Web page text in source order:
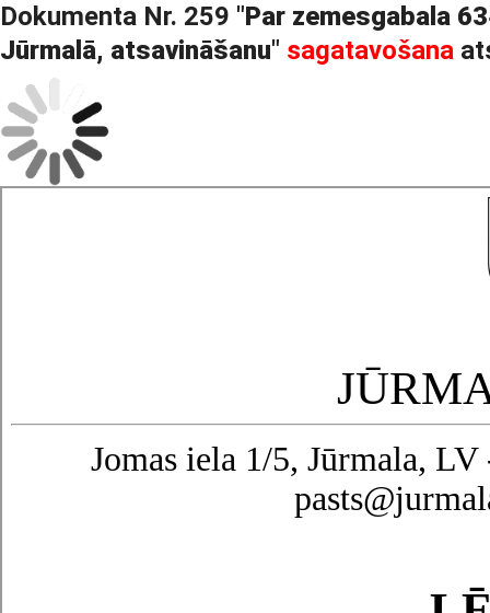
Dokumenta Nr. 259 "Par zemesgabala
Jūrmalā, atsavināšanu" sagatavošana